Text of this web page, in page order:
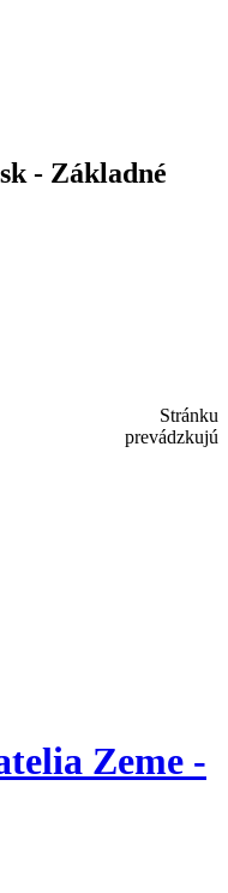
- Základné
Stránku
prevádzkujú
Zeme -